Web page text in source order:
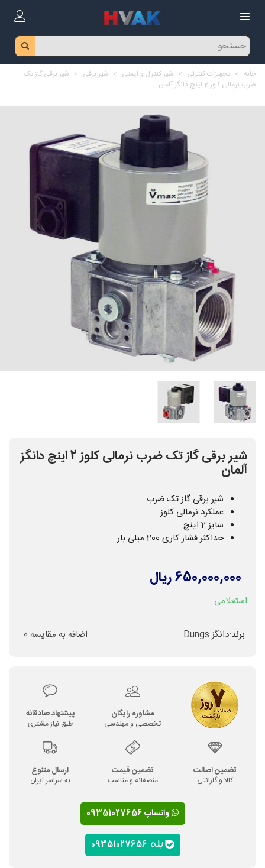
خانه > تجهیزات کنترلی > شیر کنترل و ایمنی > شیر برقی > شیر برقی گاز تک
ضرب نرمالی کلوز 2 اینچ دانگز آلمان
شیر برقی گاز تک ضرب نرمالی کلوز 2 اینچ دانگز
آلمان
شیر برقی گاز تک ضرب
عملکرد نرمالی کلوز
سایز 2 اینچ
حداکثر فشار کاری 200 میلی بار
650,000,000 ریال
استعلامی
برند:دانگز Dungs اضافه به مقایسه 0
مشاوره رایگان
تخصصی و مهندسی
پیشنهاد صادقانه
طبق نیاز مشتری
تضمین اصالت
کالا و گارانتی
تضمین قیمت
منصفانه و مناسب
ارسال متنوع
به سراسر ایران
واتساپ 09351027656